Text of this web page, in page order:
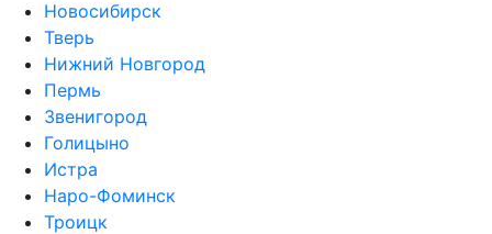
Новосибирск
Тверь
Нижний Новгород
Пермь
Звенигород
Голицыно
Истра
Наро-Фоминск
Троицк